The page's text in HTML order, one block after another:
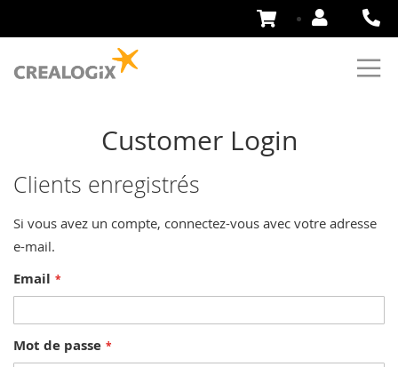
Aller
Customer Login
Clients enregistrés
Si vous avez un compte, connectez-vous avec votre adresse
e-mail.
Email
Mot de passe